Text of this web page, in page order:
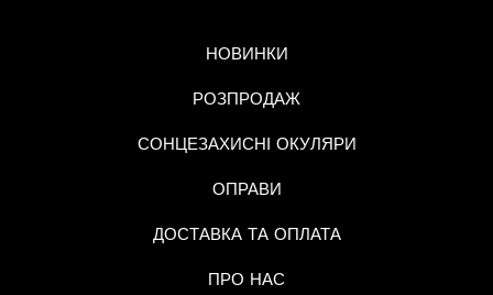
НОВИНКИ
РОЗПРОДАЖ
СОНЦЕЗАХИСНІ ОКУЛЯРИ
ОПРАВИ
ДОСТАВКА ТА ОПЛАТА
ПРО НАС